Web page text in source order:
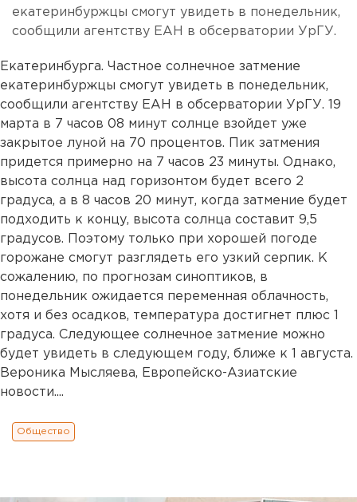
екатеринбуржцы смогут увидеть в понедельник,
сообщили агентству ЕАН в обсерватории УрГУ.
Екатеринбурга. Частное солнечное затмение
екатеринбуржцы смогут увидеть в понедельник,
сообщили агентству ЕАН в обсерватории УрГУ. 19
марта в 7 часов 08 минут солнце взойдет уже
закрытое луной на 70 процентов. Пик затмения
придется примерно на 7 часов 23 минуты. Однако,
высота солнца над горизонтом будет всего 2
градуса, а в 8 часов 20 минут, когда затмение будет
подходить к концу, высота солнца составит 9,5
градусов. Поэтому только при хорошей погоде
горожане смогут разглядеть его узкий серпик. К
сожалению, по прогнозам синоптиков, в
понедельник ожидается переменная облачность,
хотя и без осадков, температура достигнет плюс 1
градуса. Следующее солнечное затмение можно
будет увидеть в следующем году, ближе к 1 августа.
Вероника Мысляева, Европейско-Азиатские
новости....
Общество